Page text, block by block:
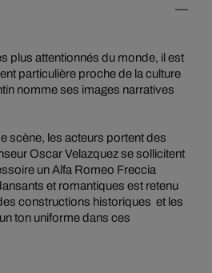
plus attentionnés du monde, il est
particulière proche de la culture
nomme ses images narratives
scène, les acteurs portent des
Oscar Velazquez se sollicitent
un Alfa Romeo Freccia
et romantiques est retenu
constructions historiques et les
ton uniforme dans ces